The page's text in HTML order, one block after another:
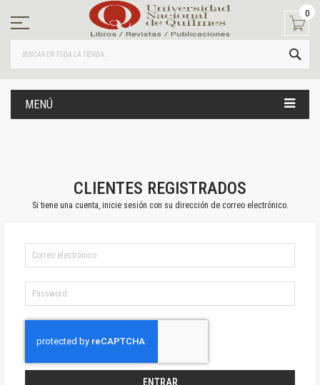
contenido
0
MENÚ
CLIENTES REGISTRADOS
Si tiene una cuenta, inicie sesión con su dirección de correo electrónico.
ENTRAR